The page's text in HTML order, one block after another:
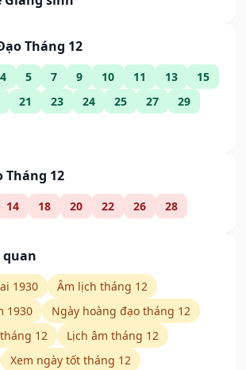
Tháng 12
4 5 7 9 10 11 13
15
21 23 24 25 27
29
Tháng 12
14 18 20 22 26 28
quan
1930
Âm lịch tháng 12
1930
Ngày hoàng đạo tháng 12
12
Lịch âm tháng 12
Xem ngày tốt tháng 12